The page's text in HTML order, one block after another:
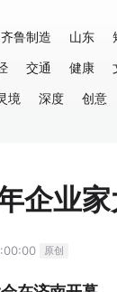
齐鲁制造 山东
交通 健康
境 深度 创意
企业
原创